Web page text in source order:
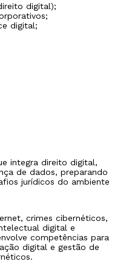
digital);
digital;
integra direito digital,
de dados, preparando
jurídicos do ambiente
crimes cibernéticos,
digital e
competências para
digital e gestão de